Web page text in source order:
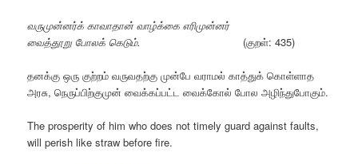
வருமுன்னர்க் காவாதான் வாழ்க்கை எரிமுன்னர்
வைத்தூறு போலக் கெடும்.
(குறள்: 435)
தனக்கு ஒரு குற்றம் வருவதற்கு முன்பே வராமல் காத்துக் கொள்ளாத
அரசு, நெருப்பிற்குமுன் வைக்கப்பட்ட வைக்கோல் போல அழிந்துபோகும்.
The prosperity of him who does not timely guard against faults,
will perish like straw before fire.